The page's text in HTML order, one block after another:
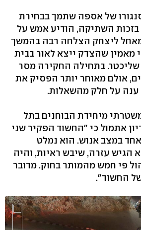
של אספה שתמך בבחירת
השתיקה, הודיע אמש על
מאחל ליצחק הצלחה רבה בהמשך
מאמין שהצדק ייצא לאור בבית
בתחילה החקירה מסר
אולם מאוחר יותר הפסיק את
ענה על חלק מהשאלות.
מיחידת הבוחנים בתל
אתמול כי "החשוד הפקיר שני
במצב אנוש. הוא נמלט
הגיש עזרה, שיבש ראיות, והיה
פי חמש מהמותר בחוק. מדובר
החשוד".